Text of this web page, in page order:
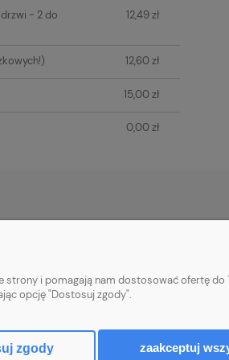
- 2 do
12,49 zł
12,60 zł
15,00 zł
0,00 zł
Wysyłka i koszty dostawy
strony i pomagają nam dostosować ofertę
opcję "Dostosuj zgody".
zgody zaakceptuj